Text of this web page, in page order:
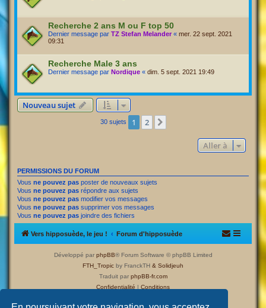
Recherche 2 ans M ou F top 50
Dernier message par TZ Stefan Melander « mer. 22 sept. 2021
09:31
Recherche Male 3 ans
Dernier message par Nordique « dim. 5 sept. 2021 19:49
Nouveau sujet
30 sujets 1 2
Aller à
PERMISSIONS DU FORUM
Vous ne pouvez pas poster de nouveaux sujets
Vous ne pouvez pas répondre aux sujets
Vous ne pouvez pas modifier vos messages
Vous ne pouvez pas supprimer vos messages
Vous ne pouvez pas joindre des fichiers
Vers hipposuède, le jeu ! Forum d'hipposuède
Développé par phpBB® Forum Software © phpBB Limited
FTH_Tropic by FranckTH & Solidjeuh
Traduit par phpBB-fr.com
Confidentialité | Conditions